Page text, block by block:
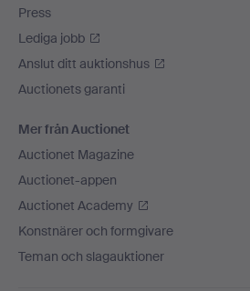
Press
Lediga jobb
Anslut ditt auktionshus
Auctionets garanti
Mer från Auctionet
Auctionet Magazine
Auctionet-appen
Auctionet Academy
Konstnärer och formgivare
Teman och slagauktioner